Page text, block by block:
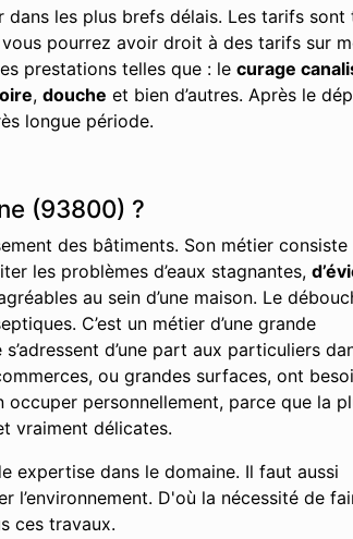
dans les plus brefs délais. Les tarifs sont
pourrez avoir droit à des tarifs sur
prestations telles que : le curage
, douche et bien d’autres. Après le
longue période.
(93800) ?
des bâtiments. Son métier consiste
les problèmes d’eaux stagnantes,
au sein d’une maison. Le
C’est un métier d’une grande
d’une part aux particuliers
ou grandes surfaces, ont
occuper personnellement, parce que la
vraiment délicates.
expertise dans le domaine. Il faut aussi
l’environnement. D'où la nécessité de
ces travaux.